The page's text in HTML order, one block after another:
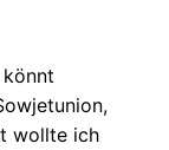
könnt
wollte ich